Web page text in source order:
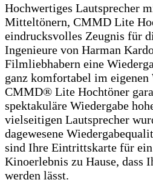
Hochwertiges Lautsprecher
Mitteltönern, CMMD Lite
eindrucksvolles Zeugnis für
Ingenieure von Harman
Filmliebhabern eine
ganz komfortabel im
CMMD® Lite Hochtöner
spektakuläre Wiedergabe
vielseitigen Lautsprecher
dagewesene
sind Ihre Eintrittskarte für ein
Kinoerlebnis zu Hause, dass
werden lässt.